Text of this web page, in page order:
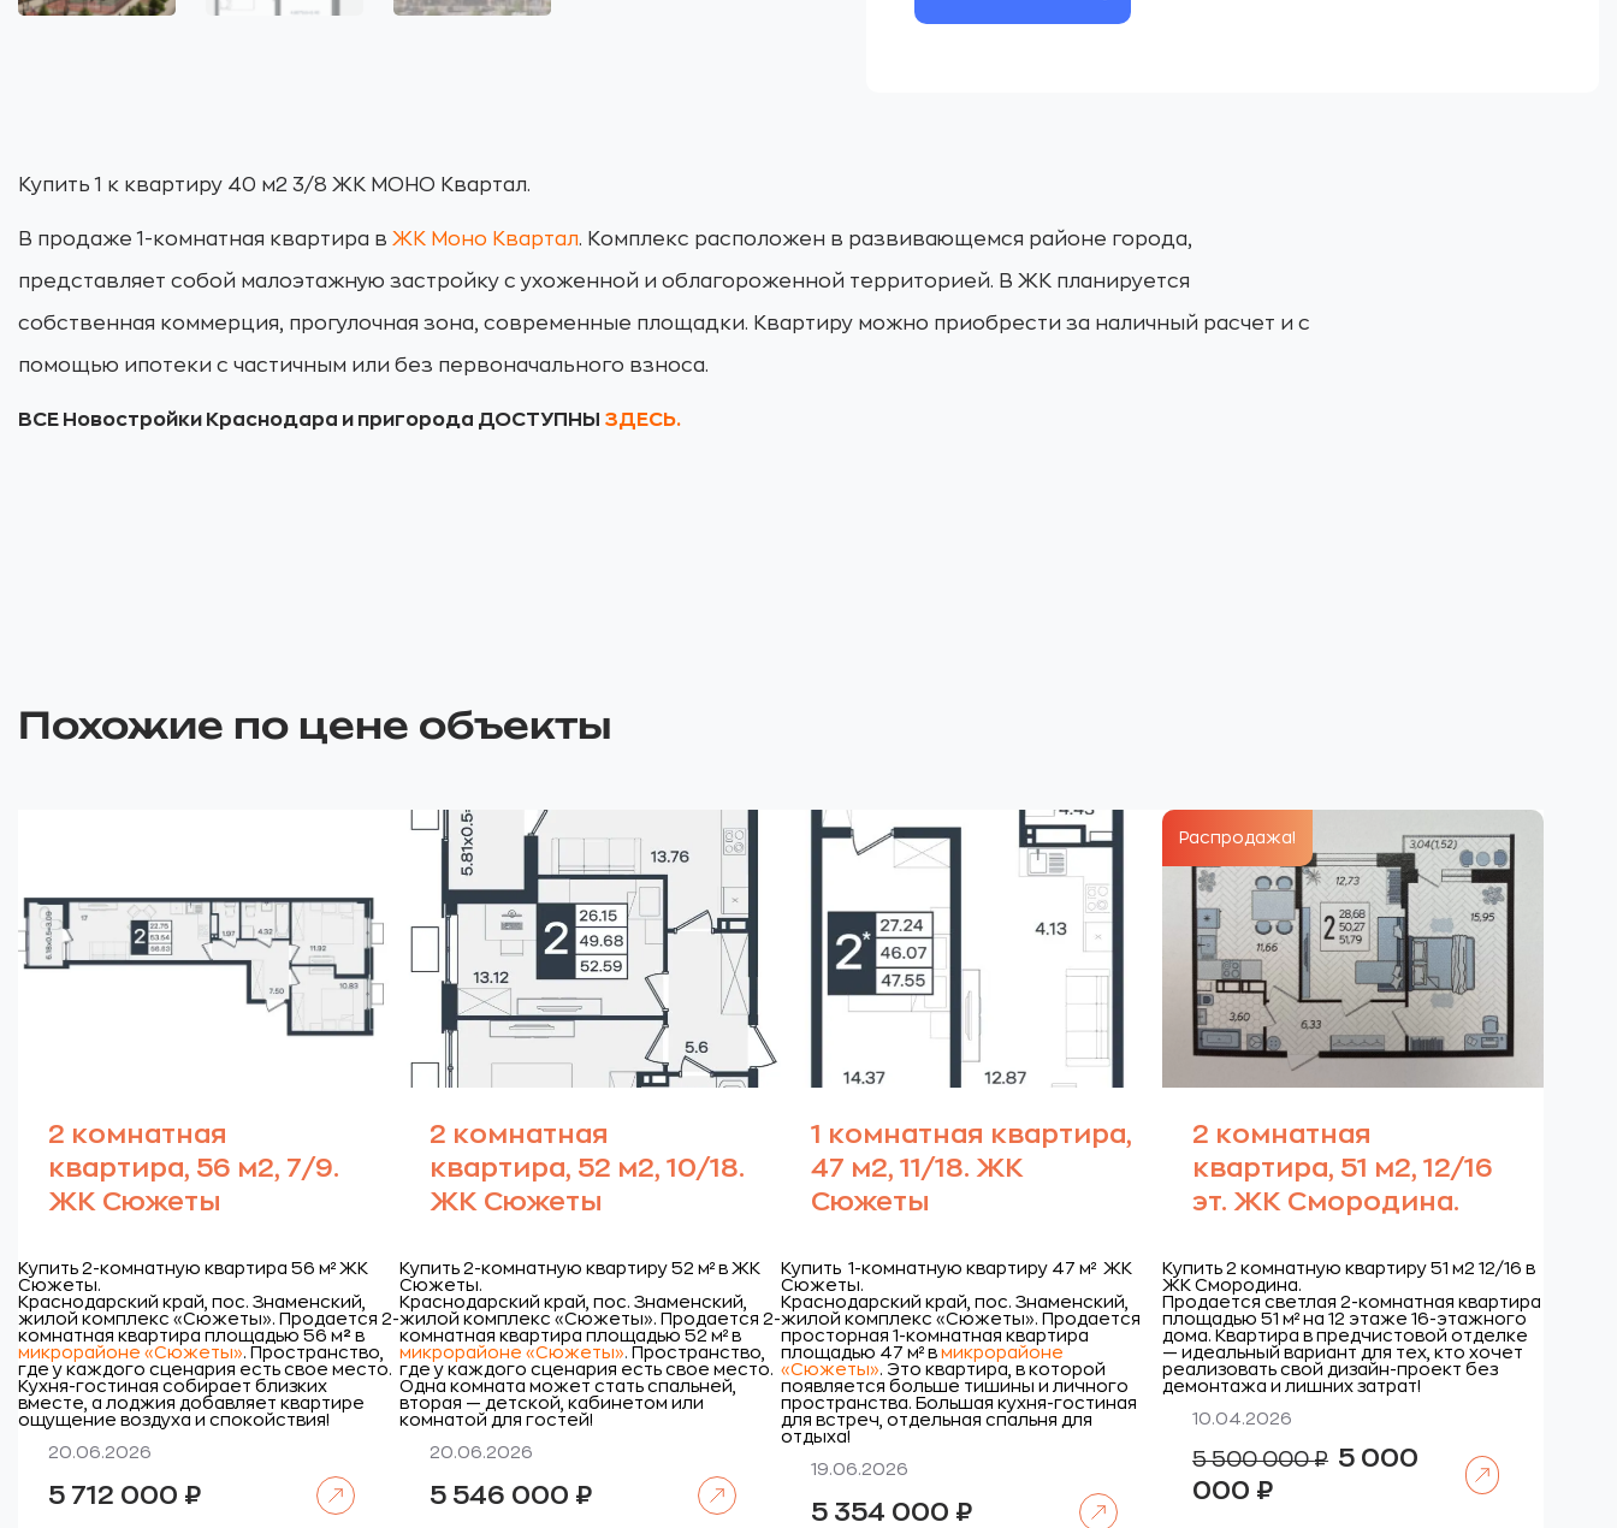
Купить 1 к квартиру 40 м2 3/8 ЖК МОНО Квартал.
В продаже 1-комнатная квартира в ЖК Моно Квартал. Комплекс расположен в развивающемся районе города,
представляет собой малоэтажную застройку с ухоженной и облагороженной территорией. В ЖК планируется
собственная коммерция, прогулочная зона, современные площадки. Квартиру можно приобрести за наличный расчет и с
помощью ипотеки с частичным или без первоначального взноса.
ВСЕ Новостройки Краснодара и пригорода ДОСТУПНЫ ЗДЕСЬ.
Похожие по цене объекты
2 комнатная
квартира, 56 м2, 7/9.
ЖК Сюжеты
Купить 2-комнатную квартира 56 м² ЖК
Сюжеты.
Краснодарский край, пос. Знаменский,
жилой комплекс «Сюжеты». Продается 2-
комнатная квартира площадью 56 м² в
микрорайоне «Сюжеты». Пространство,
где у каждого сценария есть свое место.
Кухня-гостиная собирает близких
вместе, а лоджия добавляет квартире
ощущение воздуха и спокойствия!
20.06.2026
5 712 000 ₽
2 комнатная
квартира, 52 м2, 10/18.
ЖК Сюжеты
Купить 2-комнатную квартиру 52 м² в ЖК
Сюжеты.
Краснодарский край, пос. Знаменский,
жилой комплекс «Сюжеты». Продается 2-
комнатная квартира площадью 52 м² в
микрорайоне «Сюжеты». Пространство,
где у каждого сценария есть свое место.
Одна комната может стать спальней,
вторая — детской, кабинетом или
комнатой для гостей!
20.06.2026
5 546 000 ₽
1 комнатная квартира,
47 м2, 11/18. ЖК
Сюжеты
Купить 1-комнатную квартиру 47 м² ЖК
Сюжеты.
Краснодарский край, пос. Знаменский,
жилой комплекс «Сюжеты». Продается
просторная 1-комнатная квартира
площадью 47 м² в микрорайоне
«Сюжеты». Это квартира, в которой
появляется больше тишины и личного
пространства. Большая кухня-гостиная
для встреч, отдельная спальня для
отдыха!
19.06.2026
5 354 000 ₽
Распродажа!
2 комнатная
квартира, 51 м2, 12/16
эт. ЖК Смородина.
Купить 2 комнатную квартиру 51 м2 12/16 в
ЖК Смородина.
Продается светлая 2-комнатная квартира
площадью 51 м² на 12 этаже 16-этажного
дома. Квартира в предчистовой отделке
— идеальный вариант для тех, кто хочет
реализовать свой дизайн-проект без
демонтажа и лишних затрат!
10.04.2026
5 500 000₽
Первоначальная
цена
5 000
000 ₽Текущая